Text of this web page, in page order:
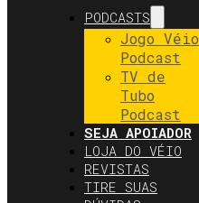
PODCASTS
Jogo Véio
Podcast
TV de
Tubo
Podcast
SEJA APOIADOR
LOJA DO VÉIO
REVISTAS
TIRE SUAS